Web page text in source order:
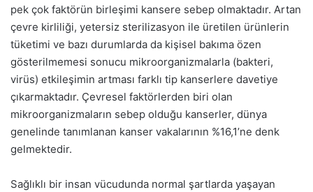
pek çok faktörün birleşimi kansere sebep olmaktadır. Artan
çevre kirliliği, yetersiz sterilizasyon ile üretilen ürünlerin
tüketimi ve bazı durumlarda da kişisel bakıma özen
gösterilmemesi sonucu mikroorganizmalarla (bakteri,
virüs) etkileşimin artması farklı tip kanserlere davetiye
çıkarmaktadır. Çevresel faktörlerden biri olan
mikroorganizmaların sebep olduğu kanserler, dünya
genelinde tanımlanan kanser vakalarının %16,1’ne denk
gelmektedir.
Sağlıklı bir insan vücudunda normal şartlarda yaşayan